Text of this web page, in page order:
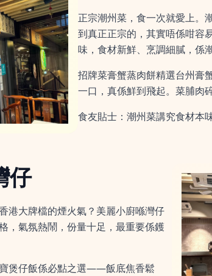
正宗潮州菜，食一次就愛上。
到真正正宗的，其實唔係咁容
味，食材新鮮、烹調細膩，係
招牌菜膏蟹蒸肉餅精選台州膏
一口，真係鮮到飛起。菜脯肉
食友貼士：潮州菜講究食材本
仔
港大牌檔的煙火氣？美麗小廚喺灣仔
，氣氛熱鬧，份量十足，最重要係鑊
煲仔飯係必點之選——飯底焦香鬆